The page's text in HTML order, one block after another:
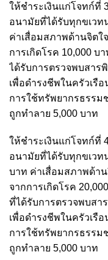
ให้ชำระเงินแก่โจทก์ที่
อนามัยที่ได้รับทุกขเวท
ค่าเสื่อมสภาพด้านจิตใ
การเกิดโรค 10,000
ได้รับการตรวจพบสาร
เพื่อดำรงชีพในครัวเรื
การใช้ทรัพยากรธรรม
ถูกทำลาย 5,000 บาท
ให้ชำระเงินแก่โจทก์ที่
อนามัยที่ได้รับทุกขเวท
บาท ค่าเสื่อมสภาพด้า
จากการเกิดโรค
ที่ได้รับการตรวจพบสา
เพื่อดำรงชีพในครัวเรื
การใช้ทรัพยากรธรรม
ถูกทำลาย 5,000 บาท